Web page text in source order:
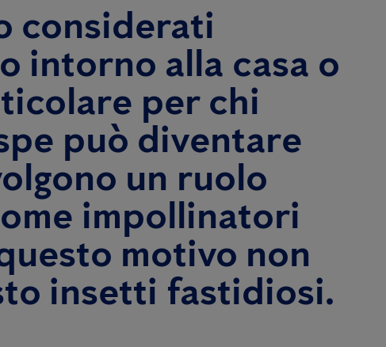
considerati
intorno alla casa o
per chi
può diventare
un ruolo
impollinatori
motivo non
insetti fastidiosi.